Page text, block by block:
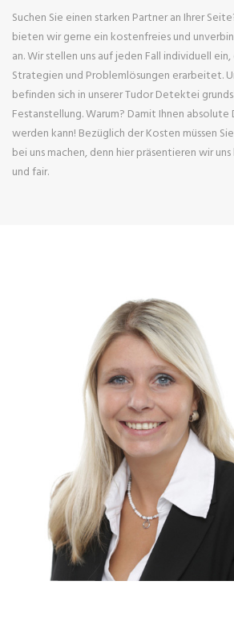
Suchen Sie einen starken Partner an Ihrer
bieten wir gerne ein kostenfreies und
an. Wir stellen uns auf jeden Fall individuell
Strategien und Problemlösungen erarbeitet.
befinden sich in unserer Tudor Detektei
Festanstellung. Warum? Damit Ihnen
werden kann! Bezüglich der Kosten müssen
bei uns machen, denn hier präsentieren wir
und fair.